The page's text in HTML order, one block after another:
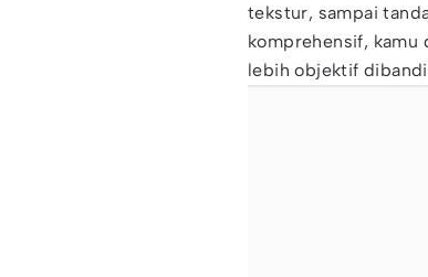
tekstur, sampai
komprehensif, kamu
lebih objektif